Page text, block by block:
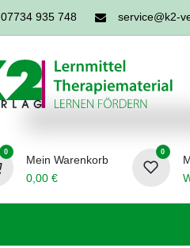
07734 935 748 service@k2-
0
Mein Warenkorb
0,00€
0